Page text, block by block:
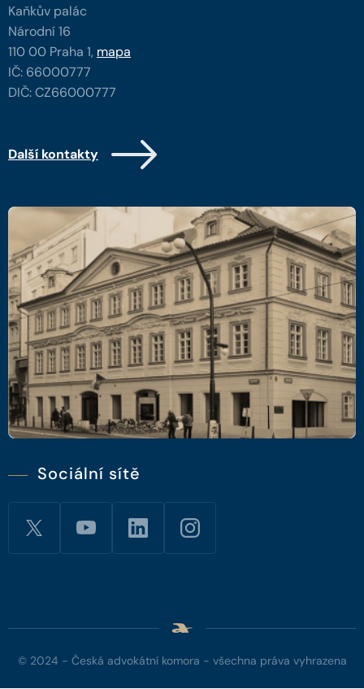
Kaňkův palác
Národní 16
110 00 Praha 1, mapa
IČ: 66000777
DIČ: CZ66000777
Další kontakty
Sociální sítě
© 2024 - Česká advokátní komora - všechna práva vyhrazena